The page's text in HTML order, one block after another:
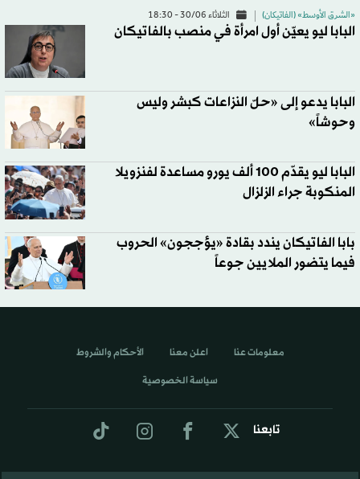
«الشرق الأوسط» (الفاتيكان) الثلاثاء 30/06 - 18:30
البابا ليو يعيّن أول امرأة في منصب بالفاتيكان
البابا يدعو إلى «حلّ النزاعات كبشر وليس
وحوشاً»
البابا ليو يقدّم 100 ألف يورو مساعدة لفنزويلا
المنكوبة جراء الزلزال
بابا الفاتيكان يندد بقادة «يؤججون» الحروب
فيما يتضور الملايين جوعاً
تابعنا
معلومات عنا اعلن معنا الأحكام والشروط
سياسة الخصوصية